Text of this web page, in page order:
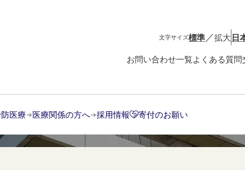
文字サイズ標準／拡大日
お問い合わせ一覧よくある質問
医療 医療関係の方へ 採用情報 寄付のお願い